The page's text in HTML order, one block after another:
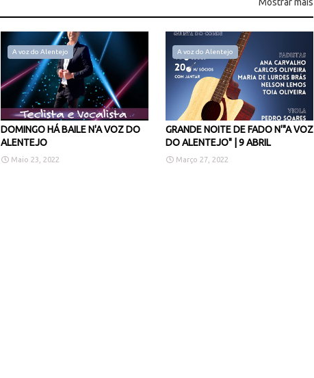
A voz do Alentejo
DOMINGO HÁ BAILE N'A VOZ DO
ALENTEJO
Maio 23, 2022
A voz do Alentejo
GRANDE NOITE DE FADO N'"A VOZ
DO ALENTEJO" | 9 ABRIL
Março 27, 2022